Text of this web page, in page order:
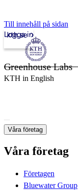
Till innehåll på sidan
kth.se
Logga in
Greenhouse Labs
KTH in English
Våra företag
Våra företag
Företagen
Bluewater Group